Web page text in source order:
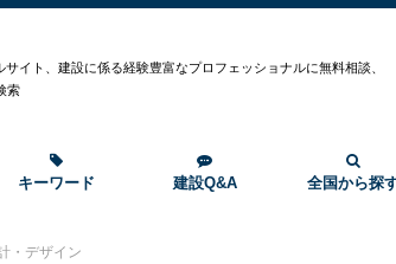
イト、建設に係る経験豊富なプロフェッショナルに無料相談、
索
キーワード 建設Q&A 全国から探
・デザイン